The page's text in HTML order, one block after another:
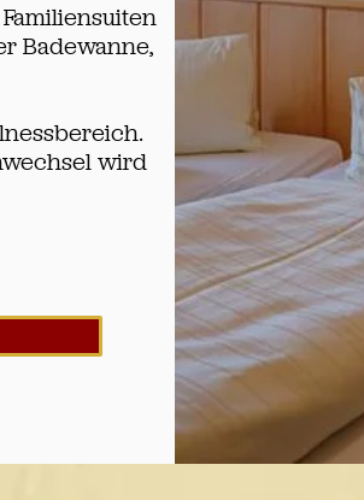
Badewanne,
wird